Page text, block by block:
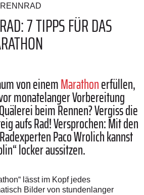
RENNRAD
7 TIPPS FÜR DAS
von einemMarathonerfüllen,
monatelanger Vorbereitung
beim Rennen? Vergiss die
aufs Rad! Versprochen: Mit den
Paco Wrolich kannst
locker aussitzen.
lässt im Kopf jedes
Bilder von stundenlanger